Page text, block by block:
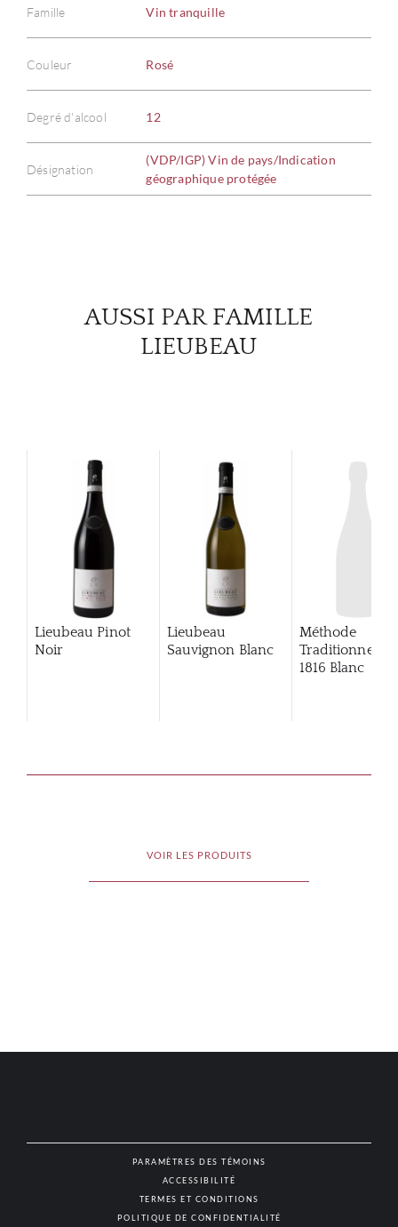
À
Famille Vin tranquille
Couleur Rosé
Degré d'alcool 12
Désignation
(VDP/IGP) Vin de pays/Indication
géographique protégée
AUSSI PAR FAMILLE
LIEUBEAU
Lieubeau Pinot
Noir
Lieubeau
Sauvignon Blanc
Méthode
Traditionnelle
1816 Blanc
VOIR LES PRODUITS
PARAMÈTRES DES TÉMOINS
ACCESSIBILITÉ
TERMES ET CONDITIONS
POLITIQUE DE CONFIDENTIALITÉ